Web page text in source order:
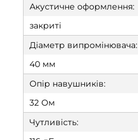
Акустичне оформлення:
закриті
Діаметр випромінювача:
40 мм
Опір навушників:
32 Ом
Чутливість: